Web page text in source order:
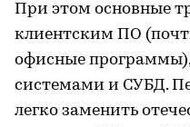
При этом основные
клиентским ПО
офисные
системами и СУБД.
легко заменить